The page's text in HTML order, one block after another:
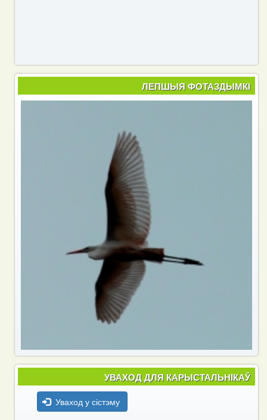
ЛЕПШЫЯ ФОТАЗДЫМКІ
УВАХОД ДЛЯ КАРЫСТАЛЬНІКАЎ
Уваход у сістэму